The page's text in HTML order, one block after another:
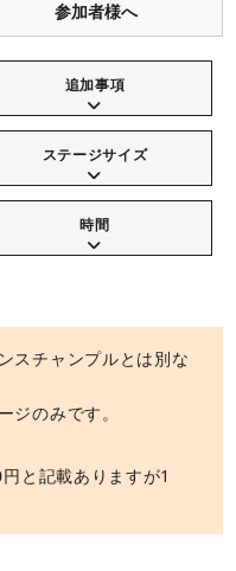
参加者様へ
追加事項
ステージサイズ
時間
スチャンプルとは別な
ジのみです。
と記載ありますが1